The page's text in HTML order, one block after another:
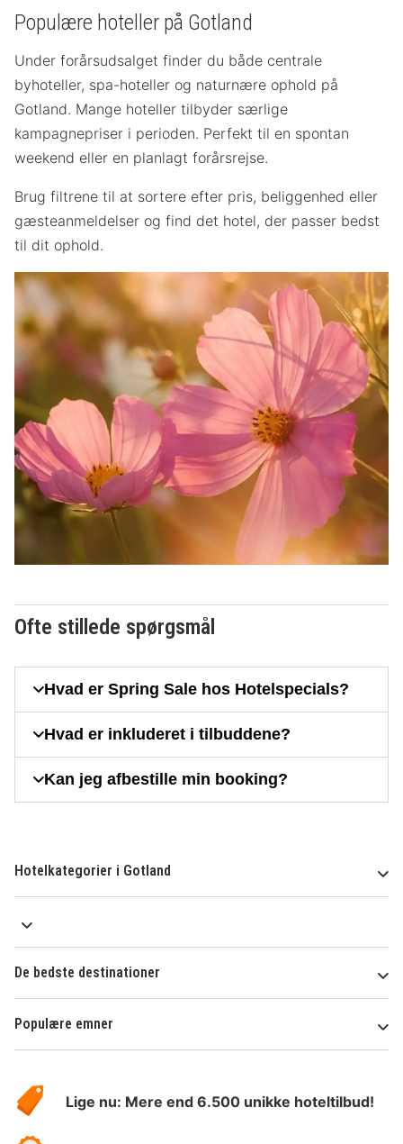
Populære hoteller på Gotland
Under forårsudsalget finder du både centrale
byhoteller, spa-hoteller og naturnære ophold på
Gotland. Mange hoteller tilbyder særlige
kampagnepriser i perioden. Perfekt til en spontan
weekend eller en planlagt forårsrejse.
Brug filtrene til at sortere efter pris, beliggenhed eller
gæsteanmeldelser og find det hotel, der passer bedst
til dit ophold.
Ofte stillede spørgsmål
Hvad er Spring Sale hos Hotelspecials?
Hvad er inkluderet i tilbuddene?
Kan jeg afbestille min booking?
Hotelkategorier i Gotland
De bedste destinationer
Populære emner
HotelSpecials
Lige nu: Mere end 6.500 unikke hoteltilbud!